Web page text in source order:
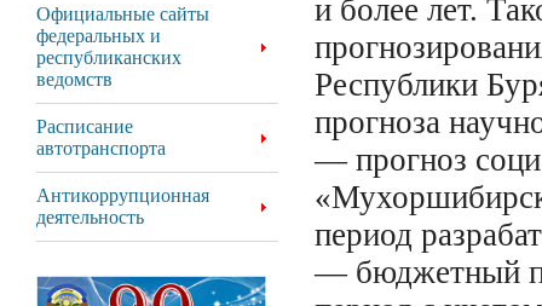
Официальные сайты
федеральных и
республиканских
ведомств
Расписание
автотранспорта
Антикоррупционная
деятельность
и более лет.
Республики
прогноза
— прогноз
период
— бюджетный